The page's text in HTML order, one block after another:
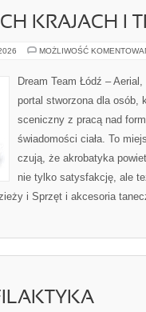
KRAJACH I
MOŻLIWOŚĆ
Dream Team Łódź –
portal stworzona dla osób,
sceniczny z pracą nad
świadomości ciała. To
czują, że akrobatyka
nie tylko satysfakcję, ale
i Sprzęt i akcesoria